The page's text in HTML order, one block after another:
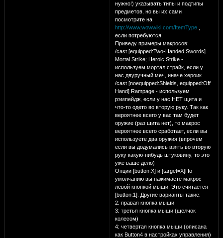
нужно!) указывать типы и подтипы
предметов, но вы их сами
посмотрите на
http://www.wowwiki.com/ItemType,
если потребуются.
Приведу примеры макросов:
/cast [equipped:Two-Handed Swords]
Mortal Strike; Heroic Strike -
используем мортал страйк, если у
нас двуручный меч, иначе хероик
/cast [noequipped:Shields, equipped:Off
Hand] Rampage - используем
рэмпейдж, если у нас НЕТ щита и
что-то одето во вторую руку. Так как
вероятнее всего у вас там будет
оружие (раз щита нет), то макрос
вероятнее всего сработает, если вы
используете два оружия (впрочем
если вы додумались взять во вторую
руку какую-нибудь штуковину, то это
уже ваше дело)
Опции [button:X] и [target=Х]По
умолчанию вы нажимаете макрос
левой кнопкой мыши. Это считается
[button:1]. Другие варианты такие:
2: правая кнопка мыши
3: третья кнопка мыши (щелчок
колесом)
4: четвертая кнопка мыши (описана
как Button4 в настройках управления)